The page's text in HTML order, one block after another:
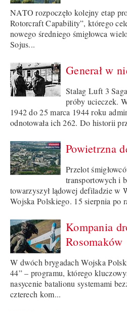
NATO rozpoczęło kolejny etap
Rotorcraft Capability”, którego
nowego średniego śmigłowca
Sojus...
Generał w
Stalag Luft 3
próby ucieczek.
1942 do 25 marca 1944 roku
odnotowała ich 262. Do historii
Powietrzna
Przelot
transportowych i
towarzyszył lądowej defiladzie w
Wojska Polskiego. 15 sierpnia po
Kompania
Rosomaków
W dwóch brygadach Wojska
44” – programu, którego
nasycenie batalionu systemami
czterech kom...